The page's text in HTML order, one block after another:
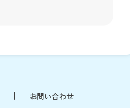
お問い合わせ